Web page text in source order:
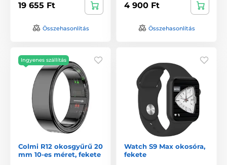
19 655 Ft
Összehasonlítás
4 900 Ft
Összehasonlítás
Ingyenes szállítás
Colmi R12 okosgyűrű 20
mm 10-es méret, fekete
Watch S9 Max okosóra,
fekete